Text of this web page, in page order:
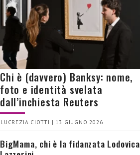
Chi è (davvero) Banksy: nome,
foto e identità svelata
dall’inchiesta Reuters
LUCREZIA CIOTTI | 13 GIUGNO 2026
BigMama, chi è la fidanzata Lodovica